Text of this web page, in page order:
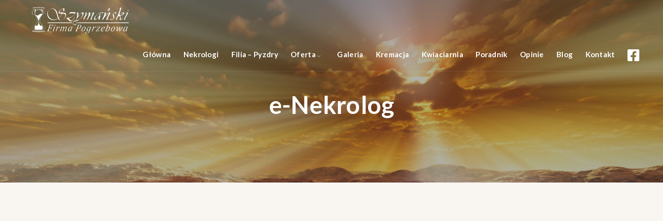
Główna Nekrologi Filia – Pyzdry Oferta Galeria Kremacja Kwiaciarnia Poradnik Opinie Blog Kontakt
e-Nekrolog